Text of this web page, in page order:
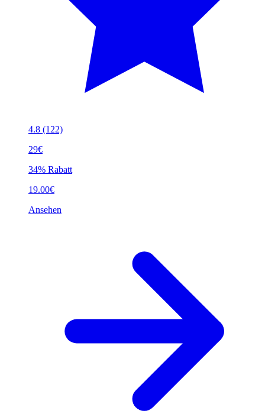
4.8 (122)
29€
34% Rabatt
19.00€
Ansehen